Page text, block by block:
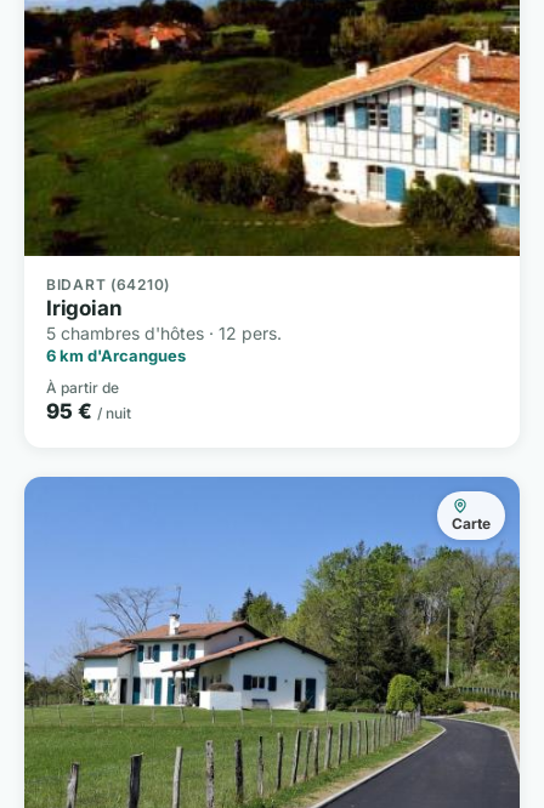
BIDART (64210)
Irigoian
5 chambres d'hôtes · 12 pers.
6 km d'Arcangues
À partir de
95 € / nuit
Carte